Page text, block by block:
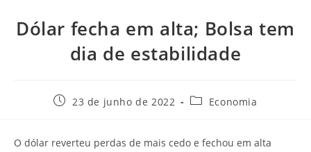
Dólar fecha em alta; Bolsa tem
dia de estabilidade
23 de junho de 2022 Economia
O dólar reverteu perdas de mais cedo e fechou em alta